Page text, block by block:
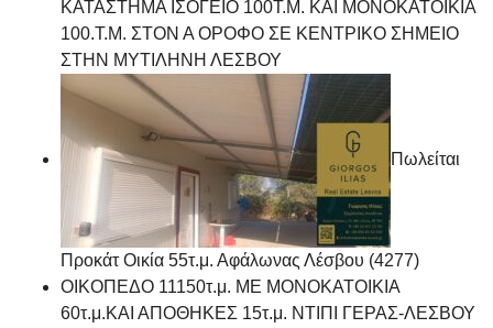
ΚΑΤΑΣΤΗΜΑ ΙΣΟΓΕΙΟ 100Τ.Μ. ΚΑΙ ΜΟΝΟΚΑΤΟΙΚΙΑ
100.Τ.Μ. ΣΤΟΝ Α ΟΡΟΦΟ ΣΕ ΚΕΝΤΡΙΚΟ ΣΗΜΕΙΟ
ΣΤΗΝ ΜΥΤΙΛΗΝΗ ΛΕΣΒΟΥ
Πωλείται
Προκάτ Οικία 55τ.μ. Αφάλωνας Λέσβου (4277)
ΟΙΚΟΠΕΔΟ 11150τ.μ. ΜΕ ΜΟΝΟΚΑΤΟΙΚΙΑ
60τ.μ.ΚΑΙ ΑΠΟΘΗΚΕΣ 15τ.μ. ΝΤΙΠΙ ΓΕΡΑΣ-ΛΕΣΒΟΥ